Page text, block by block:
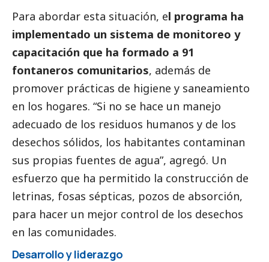
Para abordar esta situación, el programa ha
implementado un sistema de monitoreo y
capacitación que ha formado a 91
fontaneros comunitarios, además de
promover prácticas de higiene y saneamiento
en los hogares. “Si no se hace un manejo
adecuado de los residuos humanos y de los
desechos sólidos, los habitantes contaminan
sus propias fuentes de agua”, agregó. Un
esfuerzo que ha permitido la construcción de
letrinas, fosas sépticas, pozos de absorción,
para hacer un mejor control de los desechos
en las comunidades.
Desarrollo y liderazgo